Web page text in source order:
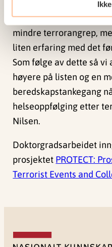
terrorangrep var
planer. Frankrike har
mindre terrorangrep,
liten erfaring med det
Som følge av dette så
høyere på listen og en
beredskapstankegang
helseoppfølging etter
Nilsen.
Doktorgradsarbeidet
prosjektet PROTECT:
Terrorist Events and